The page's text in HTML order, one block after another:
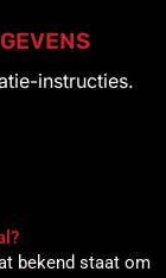
instructies.
bekend staat om